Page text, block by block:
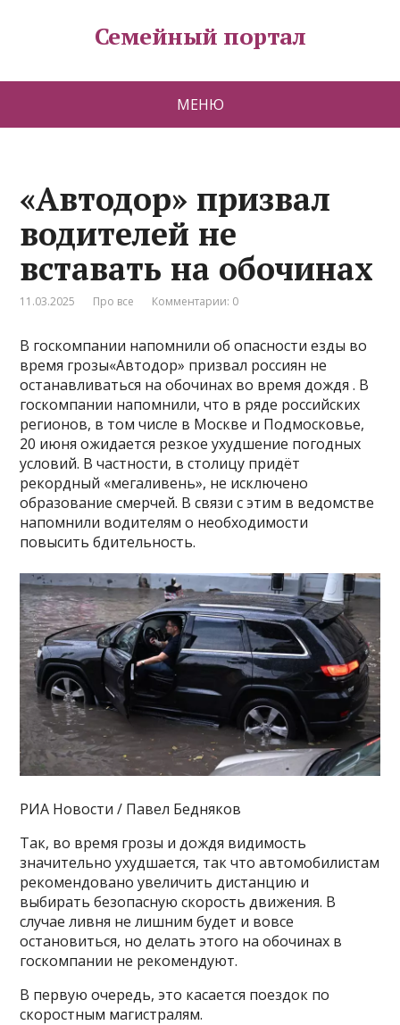
Семейный портал
МЕНЮ
«Автодор» призвал
водителей не
вставать на обочинах
11.03.2025 Про все Комментарии: 0
В госкомпании напомнили об опасности езды во
время грозы«Автодор» призвал россиян не
останавливаться на обочинах во время дождя . В
госкомпании напомнили, что в ряде российских
регионов, в том числе в Москве и Подмосковье,
20 июня ожидается резкое ухудшение погодных
условий. В частности, в столицу придёт
рекордный «мегаливень», не исключено
образование смерчей. В связи с этим в ведомстве
напомнили водителям о необходимости
повысить бдительность.
РИА Новости / Павел Бедняков
Так, во время грозы и дождя видимость
значительно ухудшается, так что автомобилистам
рекомендовано увеличить дистанцию и
выбирать безопасную скорость движения. В
случае ливня не лишним будет и вовсе
остановиться, но делать этого на обочинах в
госкомпании не рекомендуют.
В первую очередь, это касается поездок по
скоростным магистралям.